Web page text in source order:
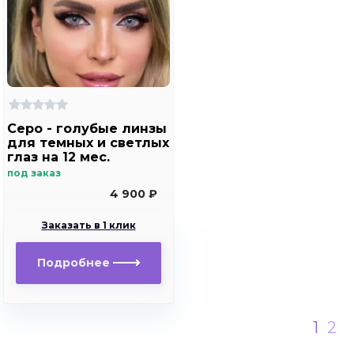
Серо - голубые линзы
для темных и светлых
глаз на 12 мес.
Rainbow Marine Ring
под заказ
4 900 ₽
Заказать в 1 клик
Подробнее
1 2